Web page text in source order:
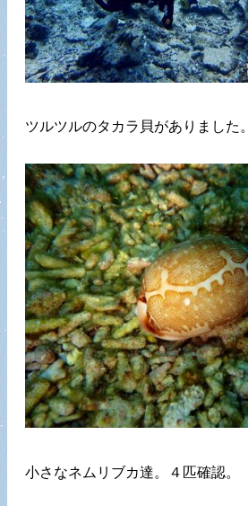
ツルツルのタカラ貝がありました。
小さなネムリブカ達。４匹確認。